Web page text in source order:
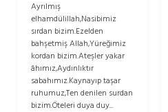
Ayrılmış
elhamdülillah,Nasibimiz
sırdan bizim.Ezelden
bahşetmiş Allah,Yüreğimiz
kordan bizim.Ateşler yakar
âhımız,Aydınlıktır
sabahımız.Kaynayıp taşar
ruhumuz,Ten denilen surdan
bizim.Öteleri duya duy...